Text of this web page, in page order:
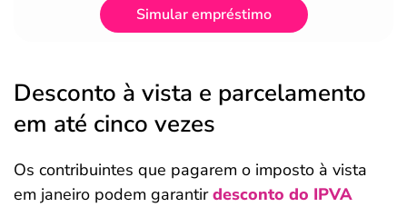
Simular empréstimo
Desconto à vista e parcelamento
em até cinco vezes
Os contribuintes que pagarem o imposto à vista
em janeiro podem garantirdesconto do IPVA